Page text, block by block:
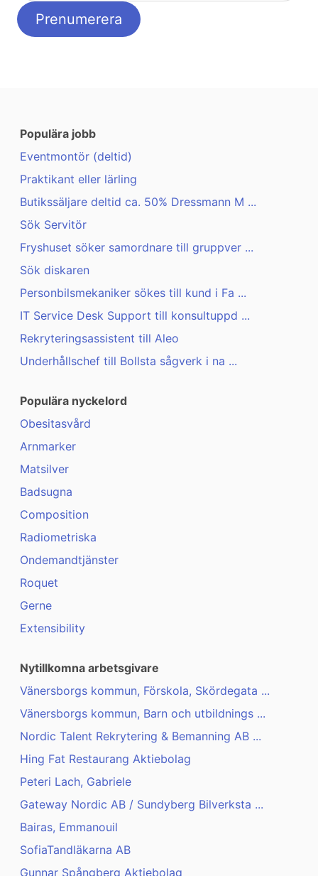
Populära jobb
Eventmontör (deltid)
Praktikant eller lärling
Butikssäljare deltid ca. 50% Dressmann M ...
Sök Servitör
Fryshuset söker samordnare till gruppver ...
Sök diskaren
Personbilsmekaniker sökes till kund i Fa ...
IT Service Desk Support till konsultuppd ...
Rekryteringsassistent till Aleo
Underhållschef till Bollsta sågverk i na ...
Populära nyckelord
Obesitasvård
Arnmarker
Matsilver
Badsugna
Composition
Radiometriska
Ondemandtjänster
Roquet
Gerne
Extensibility
Nytillkomna arbetsgivare
Vänersborgs kommun, Förskola, Skördegata ...
Vänersborgs kommun, Barn och utbildnings ...
Nordic Talent Rekrytering & Bemanning AB ...
Hing Fat Restaurang Aktiebolag
Peteri Lach, Gabriele
Gateway Nordic AB / Sundyberg Bilverksta ...
Bairas, Emmanouil
SofiaTandläkarna AB
Gunnar Spångberg Aktiebolag